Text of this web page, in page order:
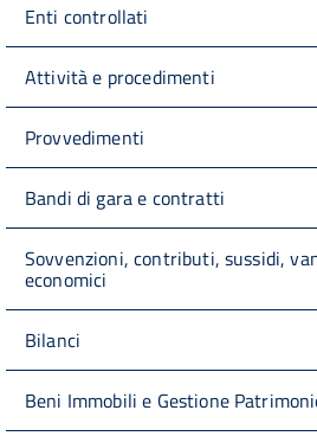
Enti controllati
Attività e procedimenti
Provvedimenti
Bandi di gara e contratti
Sovvenzioni, contributi, sussidi,
economici
Bilanci
Beni Immobili e Gestione